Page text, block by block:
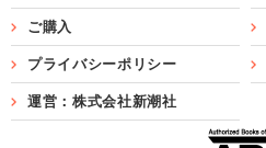
ご購入
プライバシーポリシー
運営：株式会社新潮社